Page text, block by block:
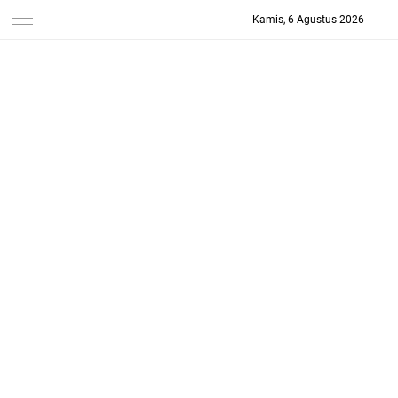
Kamis, 6 Agustus 2026